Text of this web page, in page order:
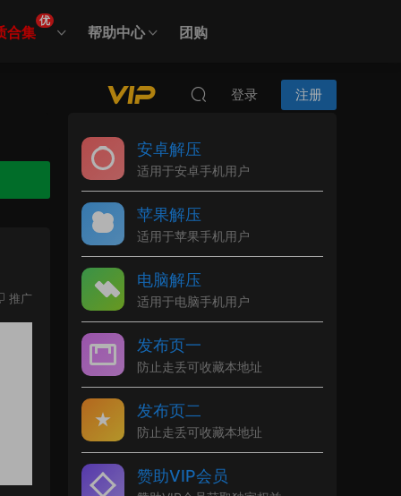
合集
优
帮助中心 团购
登录 注册
推广
安卓解压
适用于安卓手机用户
苹果解压
适用于苹果手机用户
电脑解压
适用于电脑手机用户
发布页一
防止走丢可收藏本地址
发布页二
防止走丢可收藏本地址
赞助VIP会员